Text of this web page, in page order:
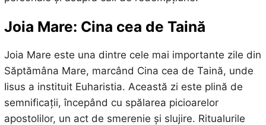
Joia Mare: Cina cea de Taină
Joia Mare este una dintre cele mai importante zile din
Săptămâna Mare, marcând Cina cea de Taină, unde
Iisus a instituit Euharistia. Această zi este plină de
semnificații, începând cu spălarea picioarelor
apostolilor, un act de smerenie și slujire. Ritualurile